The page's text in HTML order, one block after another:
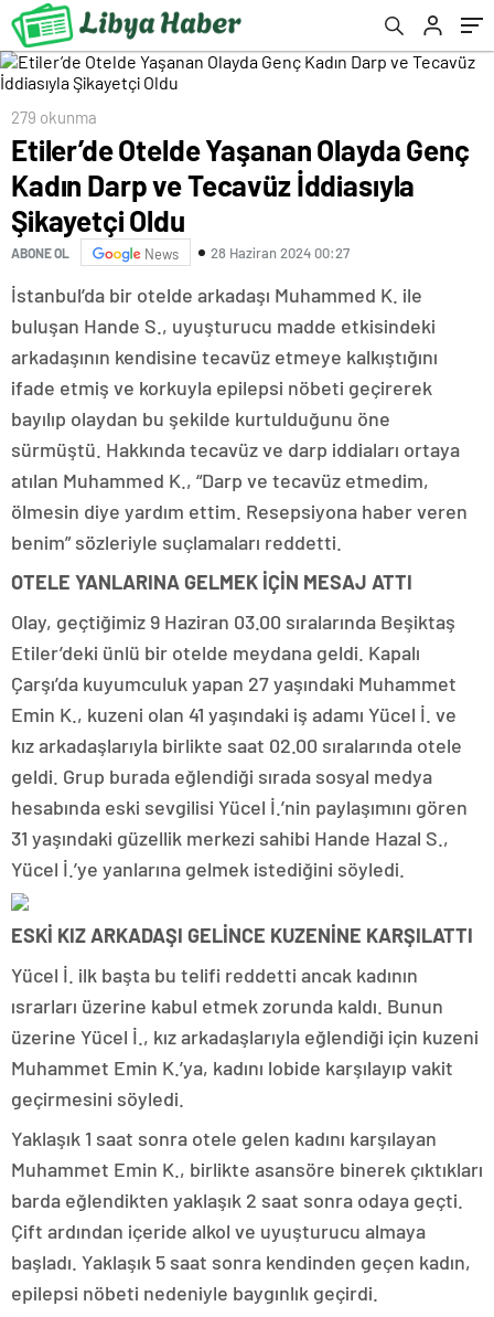
279 okunma
Etiler’de Otelde Yaşanan Olayda Genç
Kadın Darp ve Tecavüz İddiasıyla
Şikayetçi Oldu
ABONE OL News 28 Haziran 2024 00:27
İstanbul’da bir otelde arkadaşı Muhammed K. ile
buluşan Hande S., uyuşturucu madde etkisindeki
arkadaşının kendisine tecavüz etmeye kalkıştığını
ifade etmiş ve korkuyla epilepsi nöbeti geçirerek
bayılıp olaydan bu şekilde kurtulduğunu öne
sürmüştü. Hakkında tecavüz ve darp iddiaları ortaya
atılan Muhammed K., “Darp ve tecavüz etmedim,
ölmesin diye yardım ettim. Resepsiyona haber veren
benim” sözleriyle suçlamaları reddetti.
OTELE YANLARINA GELMEK İÇİN MESAJ ATTI
Olay, geçtiğimiz 9 Haziran 03.00 sıralarında Beşiktaş
Etiler’deki ünlü bir otelde meydana geldi. Kapalı
Çarşı’da kuyumculuk yapan 27 yaşındaki Muhammet
Emin K., kuzeni olan 41 yaşındaki iş adamı Yücel İ. ve
kız arkadaşlarıyla birlikte saat 02.00 sıralarında otele
geldi. Grup burada eğlendiği sırada sosyal medya
hesabında eski sevgilisi Yücel İ.’nin paylaşımını gören
31 yaşındaki güzellik merkezi sahibi Hande Hazal S.,
Yücel İ.’ye yanlarına gelmek istediğini söyledi.
ESKİ KIZ ARKADAŞI GELİNCE KUZENİNE KARŞILATTI
Yücel İ. ilk başta bu telifi reddetti ancak kadının
ısrarları üzerine kabul etmek zorunda kaldı. Bunun
üzerine Yücel İ., kız arkadaşlarıyla eğlendiği için kuzeni
Muhammet Emin K.’ya, kadını lobide karşılayıp vakit
geçirmesini söyledi.
Yaklaşık 1 saat sonra otele gelen kadını karşılayan
Muhammet Emin K., birlikte asansöre binerek çıktıkları
barda eğlendikten yaklaşık 2 saat sonra odaya geçti.
Çift ardından içeride alkol ve uyuşturucu almaya
başladı. Yaklaşık 5 saat sonra kendinden geçen kadın,
epilepsi nöbeti nedeniyle baygınlık geçirdi.